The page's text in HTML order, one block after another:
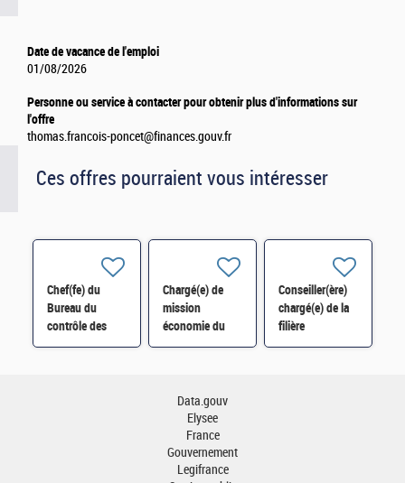
Date de vacance de l'emploi
01/08/2026
Personne ou service à contacter pour obtenir plus d'informations sur
l'offre
thomas.francois-poncet@finances.gouv.fr
Ces offres pourraient vous intéresser
Chef(fe) du
Bureau du
contrôle des
transport à la
Chargé(e) de
mission
économie du
tourisme et suivi
SDT-114 H/F
Conseiller(ère)
chargé(e) de la
filière
agroalimentaire
Data.gouv
Elysee
France
Gouvernement
Legifrance